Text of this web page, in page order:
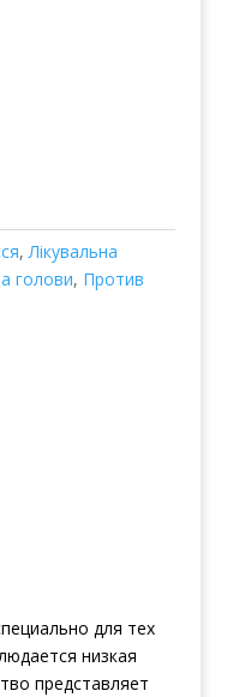
,Лікувальна
голови, Против
для тех
низкая
представляет